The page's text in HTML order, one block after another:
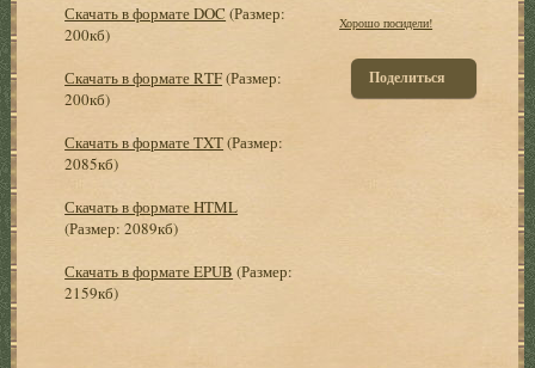
Скачать в формате DOC (Размер:
200кб)
Скачать в формате RTF(Размер:
200кб)
Скачать в формате TXT(Размер:
2085кб)
Скачать в формате HTML
(Размер: 2089кб)
Скачать в формате EPUB (Размер:
2159кб)
Хорошо посидели!
Поделиться